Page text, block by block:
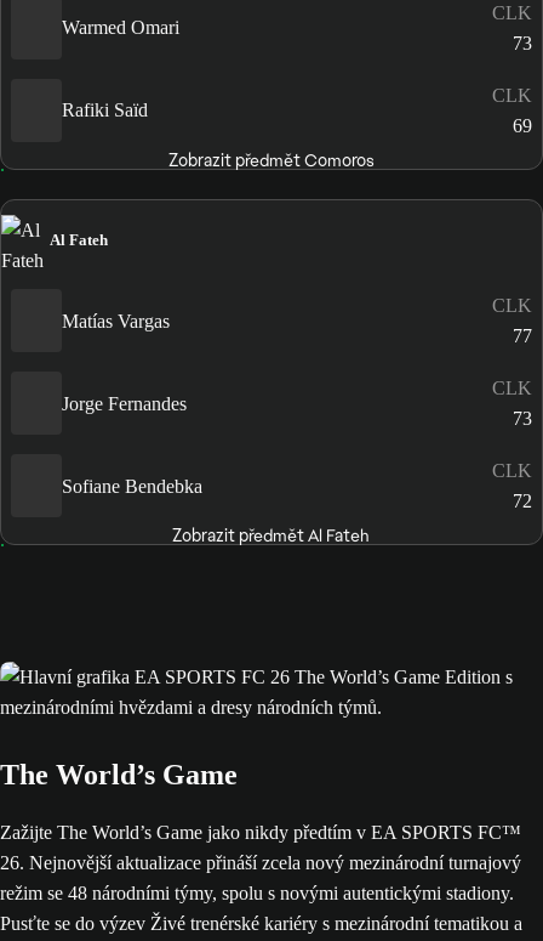
Warmed Omari
CLK
73
Rafiki Saïd
CLK
69
Zobrazit předmět Comoros
Al Fateh
Matías Vargas
CLK
77
Jorge Fernandes
CLK
73
Sofiane Bendebka
CLK
72
Zobrazit předmět Al Fateh
The World’s Game
Zažijte The World’s Game jako nikdy předtím v EA SPORTS FC™
26. Nejnovější aktualizace přináší zcela nový mezinárodní turnajový
režim se 48 národními týmy, spolu s novými autentickými stadiony.
Pusťte se do výzev Živé trenérské kariéry s mezinárodní tematikou a